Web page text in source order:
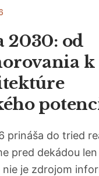
2030: od
k
prináša do tried
pred dekádou len
nie je zdrojom